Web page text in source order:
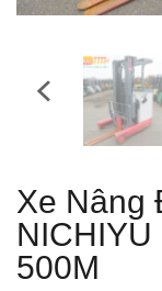
Xe Nâng
500M